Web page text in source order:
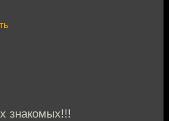
знакомых!!!